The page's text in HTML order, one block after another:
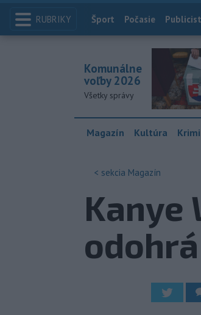
RUBRIKY Index
Šport Počasie
Komunálne
voľby 2026
Všetky správy
Magazín Kultúra Krimi
< sekcia Magazín
Kanye